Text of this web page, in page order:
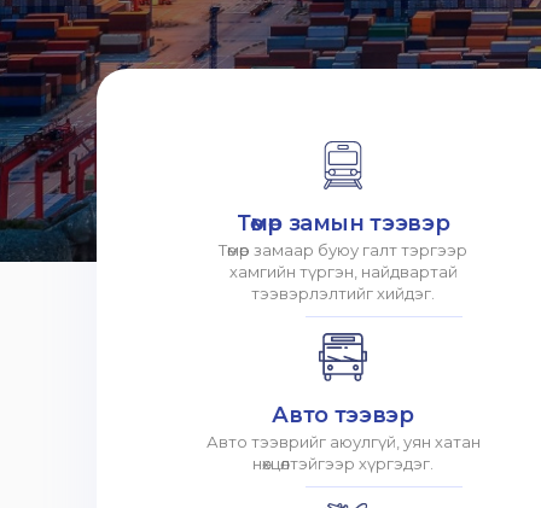
Төмөр замын тээвэр
Төмөр замаар буюу галт тэргээр
хамгийн түргэн, найдвартай
тээвэрлэлтийг хийдэг.
Авто тээвэр
Авто тээврийг аюулгүй, уян хатан
нөхцөлтэйгээр хүргэдэг.